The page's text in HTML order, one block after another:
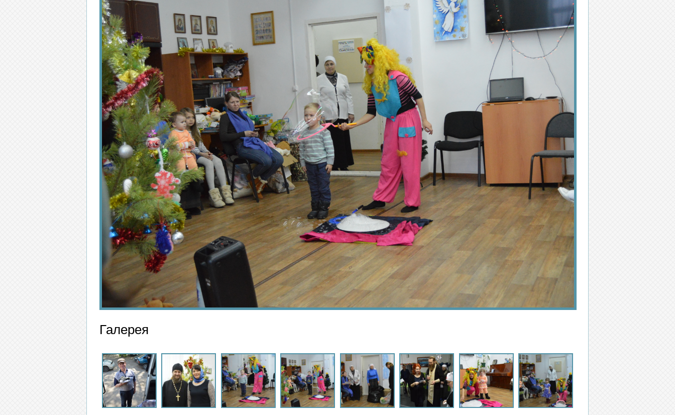
Галерея